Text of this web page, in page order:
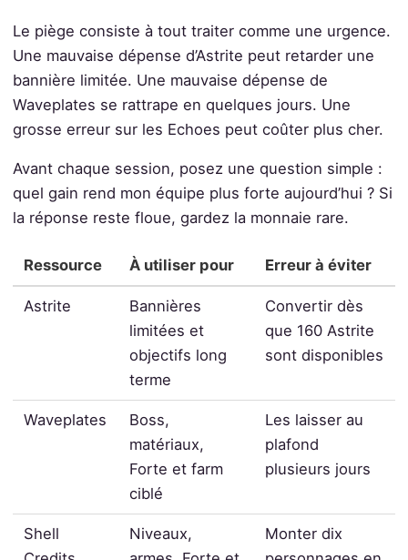
Le piège consiste à tout traiter comme une urgence.
Une mauvaise dépense d’Astrite peut retarder une
bannière limitée. Une mauvaise dépense de
Waveplates se rattrape en quelques jours. Une
grosse erreur sur les Echoes peut coûter plus cher.
Avant chaque session, posez une question simple :
quel gain rend mon équipe plus forte aujourd’hui ? Si
la réponse reste floue, gardez la monnaie rare.
Ressource À utiliser pour Erreur à éviter
Astrite
Bannières
limitées et
objectifs long
terme
Convertir dès
que 160 Astrite
sont disponibles
Waveplates
Boss,
matériaux,
Forte et farm
ciblé
Les laisser au
plafond
plusieurs jours
Shell
Niveaux,
Monter dix